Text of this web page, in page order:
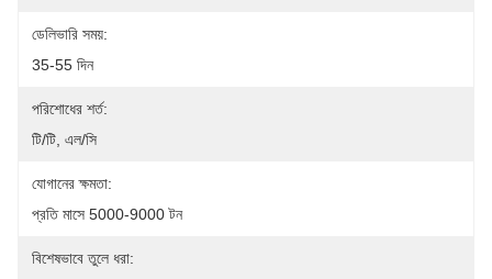
ডেলিভারি সময়:
35-55 দিন
পরিশোধের শর্ত:
টি/টি, এল/সি
যোগানের ক্ষমতা:
প্রতি মাসে 5000-9000 টন
বিশেষভাবে তুলে ধরা: